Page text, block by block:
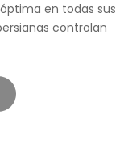
en todas sus
controlan